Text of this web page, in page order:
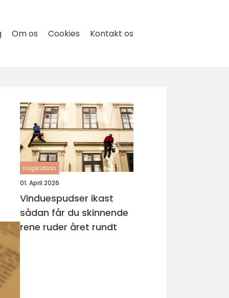
Om os Cookies Kontakt os
inspiration
01. April 2026
Vinduespudser ikast
sådan får du skinnende
rene ruder året rundt